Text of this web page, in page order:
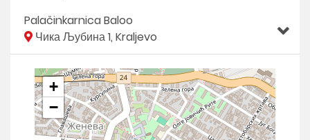
Palačinkarnica Baloo
Чика Љубина 1, Kraljevo
+
−